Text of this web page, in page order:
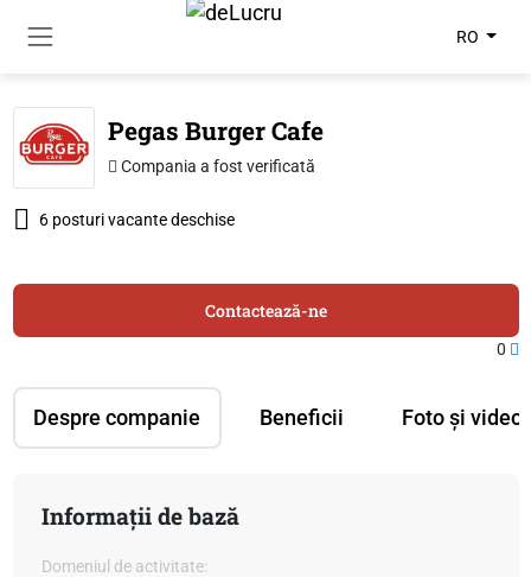
RO
Pegas Burger Cafe
Compania a fost verificată
6 posturi vacante deschise
Despre companie Beneficii Foto și video
Contactează-ne
0
Informații de bază
Domeniul de activitate: